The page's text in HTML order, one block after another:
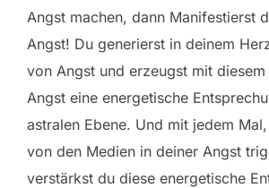
Angst machen, dann Manifestierst
Angst! Du generierst in deinem
von Angst und erzeugst mit
Angst eine energetische
astralen Ebene. Und mit jedem
von den Medien in deiner Angst
verstärkst du diese energetische